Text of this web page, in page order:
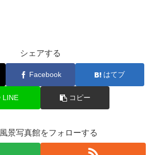
シェアする
Facebook はてブ
LINE コピー
景写真館をフォローする